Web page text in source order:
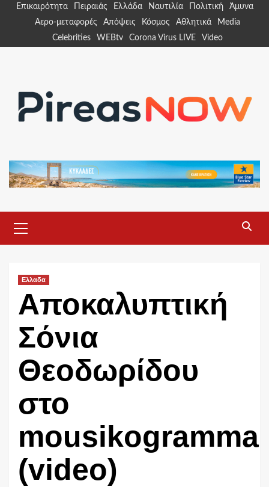
Επικαιρότητα Πειραιάς Ελλάδα Ναυτιλία Πολιτική
Άμυνα
Αερο-μεταφορές
Απόψεις Κόσμος Αθλητικά
Media
Celebrities
WEBtv Corona Virus LIVE Video
Menu
Ελλαδα
Αποκαλυπτική
Σόνια
Θεοδωρίδου
στο
mousikogramma
(video)